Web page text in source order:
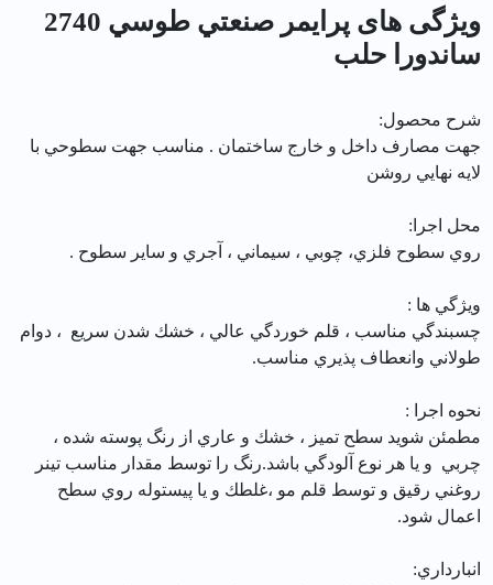
ویژگی های پرايمر صنعتي طوسي 2740
ساندورا حلب
شرح محصول:
جهت مصارف داخل و خارج ساختمان . مناسب جهت سطوحي با
لايه نهايي روشن
محل اجرا:
روي سطوح فلزي، چوبي ، سيماني ، آجري و ساير سطوح .
ويژگي ها :
چسبندگي مناسب ، قلم خوردگي عالي ، خشك شدن سريع ، دوام
طولاني وانعطاف پذيري مناسب.
نحوه اجرا :
مطمئن شويد سطح تميز ، خشك و عاري از رنگ پوسته شده ،
چربي و يا هر نوع آلودگي باشد.رنگ را توسط مقدار مناسب تينر
روغني رقيق و توسط قلم مو ،غلطك و يا پيستوله روي سطح
اعمال شود.
انبارداري: